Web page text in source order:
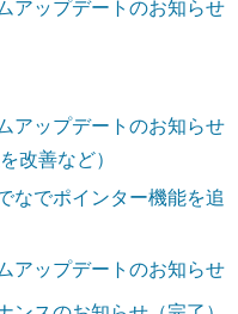
アップデートのお知らせ
アップデートのお知らせ
改善など）
なでポインター機能を追
アップデートのお知らせ